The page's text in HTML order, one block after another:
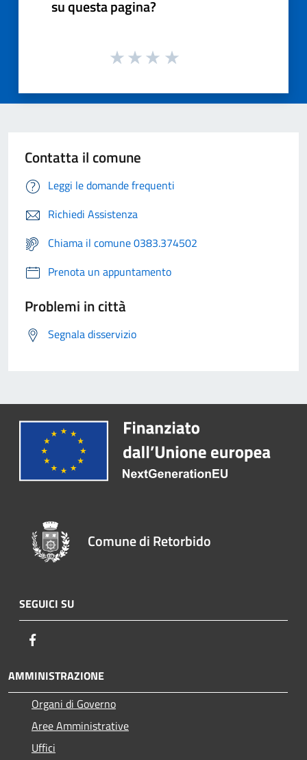
su questa pagina?
Contatta il comune
Leggi le domande frequenti
Richiedi Assistenza
Chiama il comune 0383.374502
Prenota un appuntamento
Problemi in città
Segnala disservizio
Comune di Retorbido
SEGUICI SU
AMMINISTRAZIONE
Organi di Governo
Aree Amministrative
Uffici